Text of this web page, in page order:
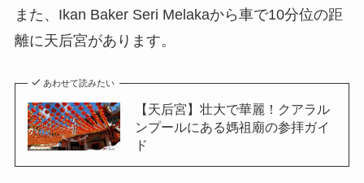
また、Ikan Baker Seri Melakaから車で10分位の距
離に天后宮があります。
あわせて読みたい
【天后宮】壮大で華麗！クアラル
ンプールにある媽祖廟の参拝ガイ
ド